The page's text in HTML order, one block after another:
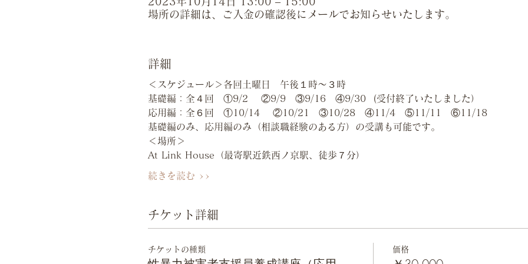
場所の詳細は、ご入金の確認後にメールでお知らせいたします。
詳細
＜スケジュール＞各回土曜日　午後１時〜３時
基礎編：全４回　①9/2　 ②9/9　③9/16　④9/30  (受付終了いたしました）
応用編：全６回　①10/14　 ②10/21　③10/28　④11/4　⑤11/11　⑥11/18
基礎編のみ、応用編のみ（相談職経験のある方）の受講も可能です。
＜場所＞
At Link House（最寄駅近鉄西ノ京駅、徒歩７分）
続きを読む >>
チケット詳細
チケットの種類 価格